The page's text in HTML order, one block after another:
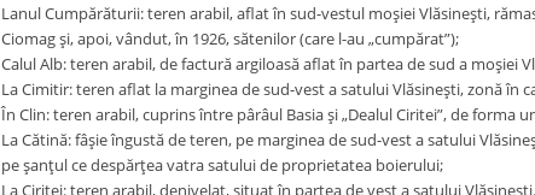
Lanul Cumpărăturii: teren arabil, aflat în sud-vestul moşiei Vlăsineşti,
Ciomag şi, apoi, vândut, în 1926, sătenilor (care l-au „cumpărat”);
Calul Alb: teren arabil, de factură argiloasă aflat în partea de sud a moşiei
La Cimitir: teren aflat la marginea de sud-vest a satului Vlăsineşti, zonă în
În Clin: teren arabil, cuprins între pârâul Basia şi „Dealul Ciritei”, de forma
La Cătină: fâşie îngustă de teren, pe marginea de sud-vest a satului
pe şanţul ce despărţea vatra satului de proprietatea boierului;
La Ciritei: teren arabil, denivelat, situat în partea de vest a satului